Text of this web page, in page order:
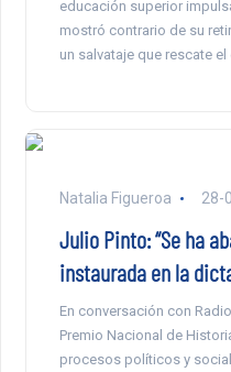
educación superior
mostró contrario de su
un salvataje que rescate
Natalia Figueroa 28-
Julio Pinto: “Se ha
instaurada en la
En conversación con
Premio Nacional de
procesos políticos y